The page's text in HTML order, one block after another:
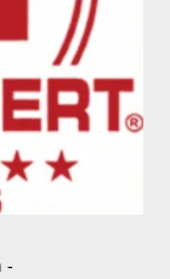
-